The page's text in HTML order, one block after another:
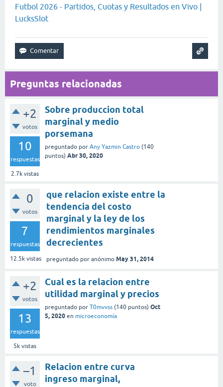
Futbol 2026 - Partidos, Cuotas y Resultados en Vivo |
LucksSlot
Preguntas relacionadas
+2
votos
10
respuestas
2.7k vistas
Sobre produccion total
marginal y medio
porsemana
preguntado por Any Yazmin Castro (140
puntos) Abr 30, 2020
0
votos
7
respuestas
12.5k vistas
que relacion existe entre la
tendencia del costo
marginal y la ley de los
rendimientos marginales
decrecientes
preguntado por anónimo May 31, 2014
+2
votos
13
respuestas
5k vistas
Cual es la relacion entre
utilidad marginal y precios
preguntado por T0mvvss (140 puntos) Oct
5, 2020 en microeconomía
–1
voto
Relacion entre curva
ingreso marginal,